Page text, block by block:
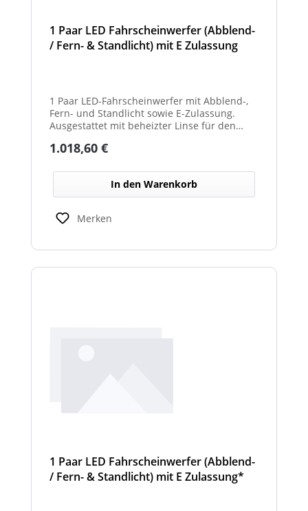
1 Paar LED Fahrscheinwerfer (Abblend-
/ Fern- & Standlicht) mit E Zulassung
1 Paar LED-Fahrscheinwerfer mit Abblend-,
Fern- und Standlicht sowie E-Zulassung.
Ausgestattet mit beheizter Linse für den
Witterungsbedingungen. Ideal zur sicheren
Arbeitsbereichen bei allen Fahrzeugtypen.
Balkenbreiten mit Scheinwerfermodulen
können geringfügig von den angegebenen
Standardbreiten abweichen. Modelle mit nur
2 Scheinwerfermodulen, können wahlweise
unbeleuchtet) haben. Die max. Anzahl der
Regulärer Preis:
1.018,60 €
In den Warenkorb
Merken
1 Paar LED Fahrscheinwerfer (Abblend-
/ Fern- & Standlicht) mit E Zulassung*